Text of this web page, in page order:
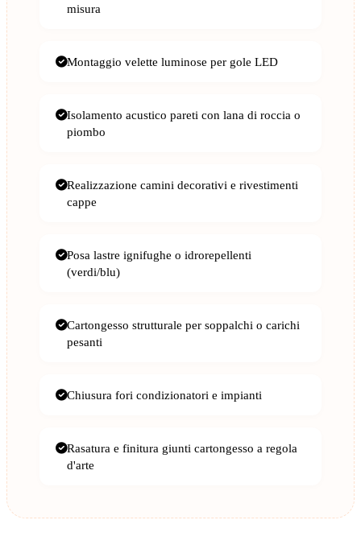
misura
Montaggio velette luminose per gole LED
Isolamento acustico pareti con lana di roccia o
piombo
Realizzazione camini decorativi e rivestimenti
cappe
Posa lastre ignifughe o idrorepellenti
(verdi/blu)
Cartongesso strutturale per soppalchi o carichi
pesanti
Chiusura fori condizionatori e impianti
Rasatura e finitura giunti cartongesso a regola
d'arte